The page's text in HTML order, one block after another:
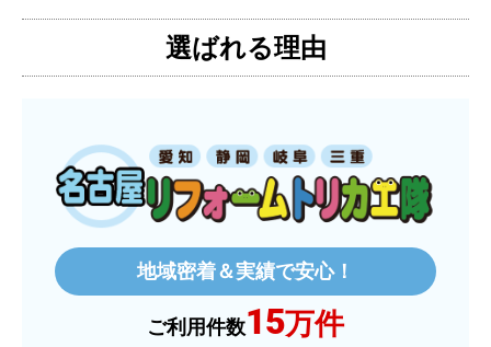
【その他感想・コメント】
ものおきものおきさん
2025年12月26日 18:45
欲しい商品をスムーズに注文できましたか？
はい
ショップからの連絡や対応は適切でしたか？
選ばれる理由
地域密着＆実績で安心！
ご利用件数15万件